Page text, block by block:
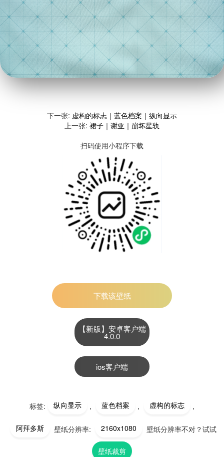
下一张: 虚构的标志｜蓝色档案｜纵向显示
上一张: 裙子｜谢亚｜崩坏星轨
扫码使用小程序下载
下载该壁纸
【新版】安卓客户端
4.0.0
ios客户端
标签: 纵向显示 , 蓝色档案 , 虚构的标志 ,
阿拜多斯 壁纸分辨率: 2160x1080 壁纸分辨率不对？试试
壁纸裁剪